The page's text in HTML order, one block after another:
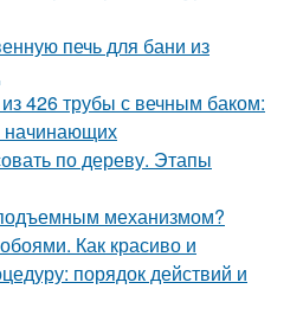
печь для бани из
426 трубы с вечным баком:
начинающих
по дереву. Этапы
механизмом?
Как красиво и
порядок действий и